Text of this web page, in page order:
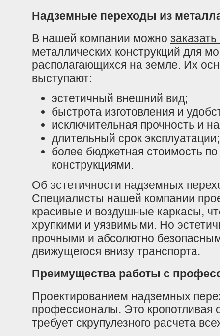
Надземные переходы из
В нашей компании можно
металлических конструкций для
располагающихся на земле. Их
выступают:
эстетичный внешний вид;
быстрота изготовления и
исключительная прочность и
длительный срок эксплуатации;
более бюджетная стоимость
конструкциями.
Об эстетичности надземных
Специалисты нашей компании
красивые и воздушные каркасы,
хрупкими и уязвимыми. Но
прочными и абсолютно
движущегося внизу транспорта.
Преимущества работы с
Проектированием надземных
профессионалы. Это кропотливая
требует скрупулезного расчета